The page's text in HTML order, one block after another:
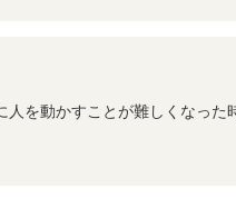
を動かすことが難しくなっ